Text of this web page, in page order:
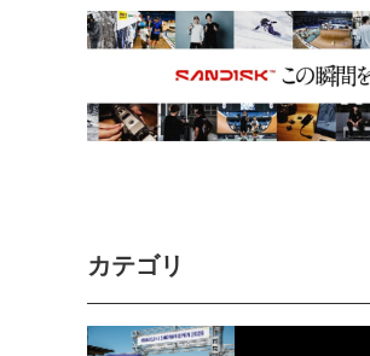
カテゴリ